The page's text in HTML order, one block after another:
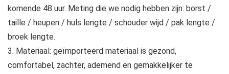
komende 48 uur. Meting die we nodig hebben zijn: borst /
taille / heupen / huls lengte / schouder wijd / pak lengte /
broek lengte.
3. Materiaal: geïmporteerd materiaal is gezond,
comfortabel, zachter, ademend en gemakkelijker te